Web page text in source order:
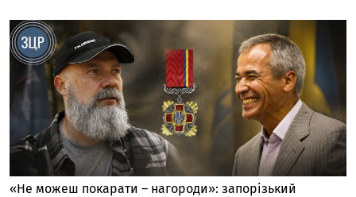
«Не можеш покарати – нагороди»: запорізький